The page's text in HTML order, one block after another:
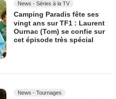
News - Séries à la TV
Camping Paradis fête ses
vingt ans sur TF1 : Laurent
Ournac (Tom) se confie sur
cet épisode très spécial
News - Tournages